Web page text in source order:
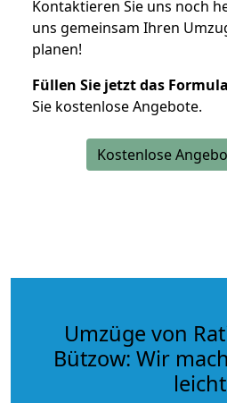
Kontaktieren Sie uns noch
uns gemeinsam Ihren
planen!
Füllen Sie jetzt das
Sie kostenlose Angebote.
Kostenlose
Umzüge von
Bützow: Wir
leicht